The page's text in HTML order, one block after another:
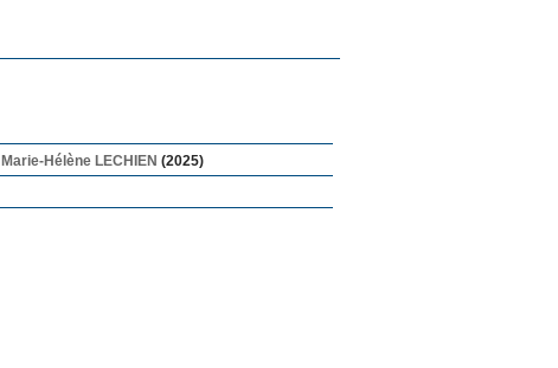
Marie-Hélène LECHIEN (2025)